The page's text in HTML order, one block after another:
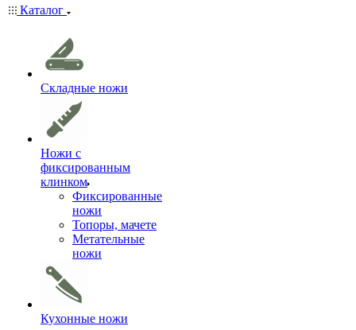
Каталог
Складные ножи
Ножи с
фиксированным
клинком
Фиксированные
ножи
Топоры, мачете
Метательные
ножи
Кухонные ножи